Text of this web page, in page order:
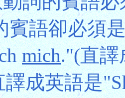
賓語卻必須
mich."(直譯
成英語是